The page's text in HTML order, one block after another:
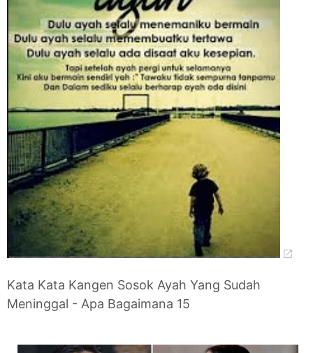
Kata Kata Kangen Sosok Ayah Yang Sudah
Meninggal - Apa Bagaimana 15